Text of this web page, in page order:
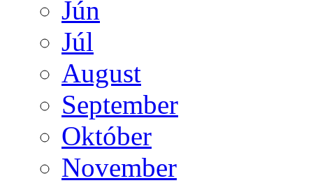
Jún
Júl
August
September
Október
November